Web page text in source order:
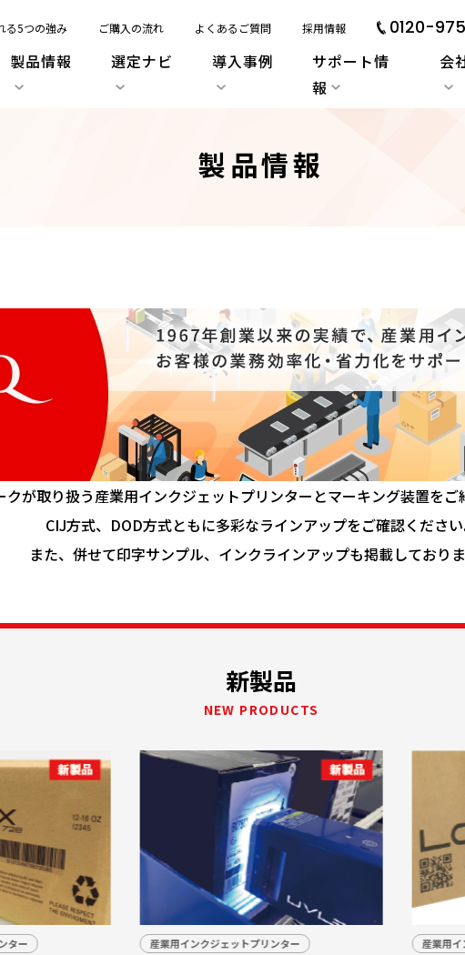
る5つの強み ご購入の流れ よくあるご質問 採用情報 0120-
製品情報 選定ナビ 導入事例
サポート情
報
会
製品情報
クが取り扱う産業用インクジェットプリンターとマーキング装置をご
CIJ方式、DOD方式ともに多彩なラインアップをご確認くださ
また、併せて印字サンプル、インクラインアップも掲載しており
新製品
NEW PRODUCTS
ター 産業用インクジェットプリンター 産業用